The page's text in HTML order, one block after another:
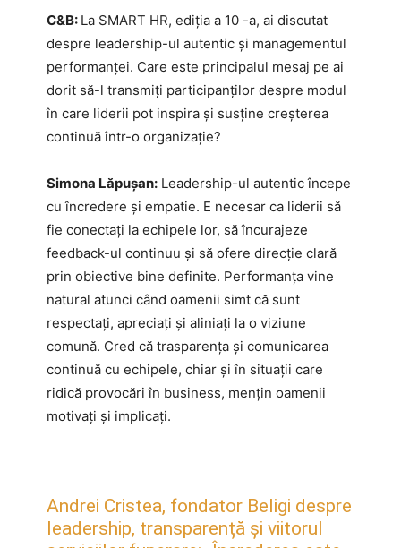
C&B: La SMART HR, ediția a 10 -a, ai discutat
despre leadership-ul autentic și managementul
performanței. Care este principalul mesaj pe ai
dorit să-l transmiți participanților despre modul
în care liderii pot inspira și susține creșterea
continuă într-o organizație?
Simona Lăpușan: Leadership-ul autentic începe
cu încredere și empatie. E necesar ca liderii să
fie conectați la echipele lor, să încurajeze
feedback-ul continuu și să ofere direcție clară
prin obiective bine definite. Performanța vine
natural atunci când oamenii simt că sunt
respectați, apreciați și aliniați la o viziune
comună. Cred că trasparența și comunicarea
continuă cu echipele, chiar și în situații care
ridică provocări în business, mențin oamenii
motivați și implicați.
Andrei Cristea, fondator Beligi despre
leadership, transparență și viitorul